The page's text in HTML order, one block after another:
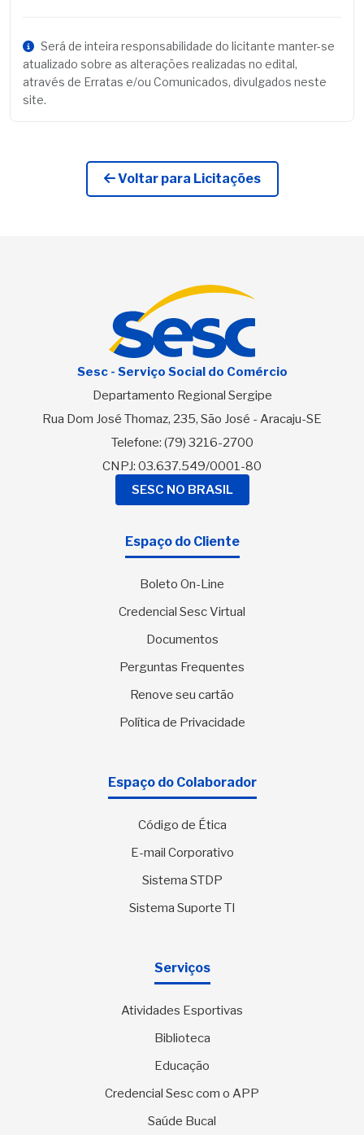
Será de inteira responsabilidade do licitante manter-se
atualizado sobre as alterações realizadas no edital,
através de Erratas e/ou Comunicados, divulgados neste
site.
Voltar para Licitações
Sesc - Serviço Social do Comércio
Departamento Regional Sergipe
Rua Dom José Thomaz, 235, São José - Aracaju-SE
Telefone: (79) 3216-2700
CNPJ: 03.637.549/0001-80
SESC NO BRASIL
Espaço do Cliente
Boleto On-Line
Credencial Sesc Virtual
Documentos
Perguntas Frequentes
Renove seu cartão
Política de Privacidade
Espaço do Colaborador
Código de Ética
E-mail Corporativo
Sistema STDP
Sistema Suporte TI
Serviços
Atividades Esportivas
Biblioteca
Educação
Credencial Sesc com o APP
Saúde Bucal